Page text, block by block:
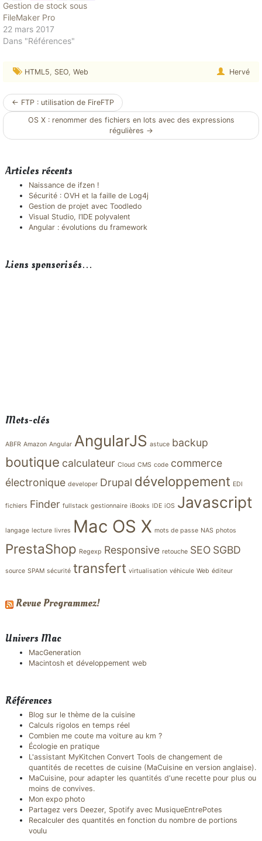
Gestion de stock sous
FileMaker Pro
22 mars 2017
Dans "Références"
HTML5 SEO, Web Hervé
Navigation
article
← FTP : utilisation de FireFTP
OS X : renommer des fichiers en lots avec des expressions
régulières →
Articles récents
Naissance de ifzen !
Sécurité : OVH et la faille de Log4j
Gestion de projet avec Toodledo
Visual Studio, l’IDE polyvalent
Angular : évolutions du framework
Liens sponsorisés…
Mots-clés
ABFR Amazon Angular AngularJS astuce backup
boutique calculateur Cloud CMS code commerce
électronique developer Drupal développement EDI
fichiers Finder fullstack gestionnaire iBooks IDE iOS Javascript
langage lecture livres Mac OS X mots de passe NAS photos
PrestaShop Regexp Responsive retouche SEO SGBD
source SPAM sécurité transfert virtualisation véhicule Web éditeur
Revue Programmez!
Univers Mac
MacGeneration
Macintosh et développement web
Références
Blog sur le thème de la cuisine
Calculs rigolos en temps réel
Combien me coute ma voiture au km ?
Écologie en pratique
L'assistant MyKitchen Convert Tools de changement de
quantités de recettes de cuisine (MaCuisine en version anglaise).
MaCuisine, pour adapter les quantités d'une recette pour plus ou
moins de convives.
Mon expo photo
Partagez vers Deezer, Spotify avec MusiqueEntrePotes
Recalculer des quantités en fonction du nombre de portions
voulu